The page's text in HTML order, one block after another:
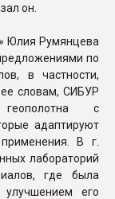
он.
Юлия Румянцева
по
в частности,
ее словам, СИБУР
с
адаптируют
В г.
лабораторий
где была
его